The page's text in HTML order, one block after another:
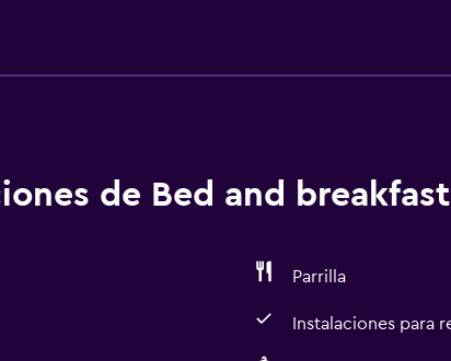
de Bed and breakfast
Parrilla
Instalaciones para